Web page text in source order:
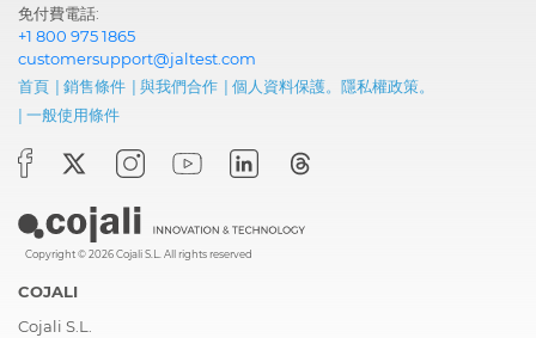
免付費電話:
+1 800 975 1865
customersupport@jaltest.com
首頁 | 銷售條件 | 與我們合作 | 個人資料保護。隱私權政策。
| 一般使用條件
Copyright © 2026 Cojali S.L. All rights reserved
COJALI
Cojali S.L.